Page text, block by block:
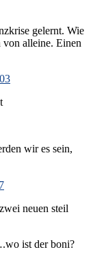
gelernt. Wie
alleine. Einen
wir es sein,
neuen steil
ist der boni?